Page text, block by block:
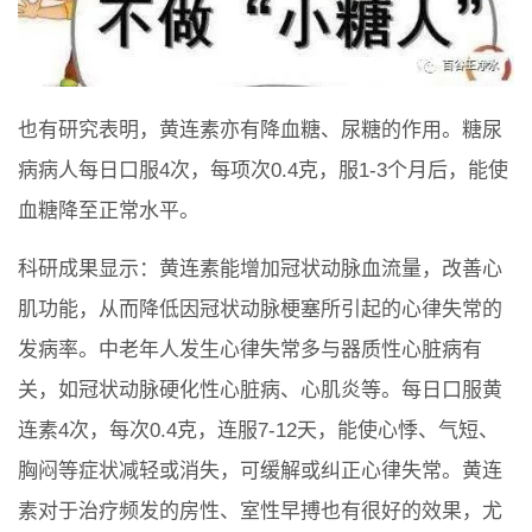
也有研究表明，黄连素亦有降血糖、尿糖的作用。糖尿
病病人每日口服4次，每项次0.4克，服1-3个月后，能使
血糖降至正常水平。
科研成果显示：黄连素能增加冠状动脉血流量，改善心
肌功能，从而降低因冠状动脉梗塞所引起的心律失常的
发病率。中老年人发生心律失常多与器质性心脏病有
关，如冠状动脉硬化性心脏病、心肌炎等。每日口服黄
连素4次，每次0.4克，连服7-12天，能使心悸、气短、
胸闷等症状减轻或消失，可缓解或纠正心律失常。黄连
素对于治疗频发的房性、室性早搏也有很好的效果，尤